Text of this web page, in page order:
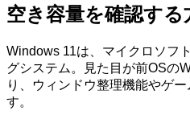
空き容量を確認する
Windows 11は、マイクロソフ
グシステム。見た目が前OSの
り、ウィンドウ整理機能やゲ
す。